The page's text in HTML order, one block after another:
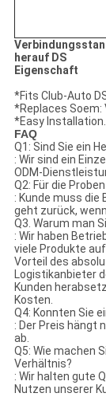
herauf DS
Eigenschaft
*Fits Club-Auto
*Replaces Soem:
*Easy Installation.
FAQ
Q1: Sind Sie ein
: Wir sind ein
ODM-
Q2: Für die
: Kunde muss die
geht zurück,
Q3. Warum man
: Wir haben
viele Produkte
Vorteil des
Logistikanbieter
Kunden
Kosten.
Q4: Konnten Sie
: Der Preis hängt
ab.
Q5: Wie machen
Verhältnis?
: Wir halten gute
Nutzen unserer